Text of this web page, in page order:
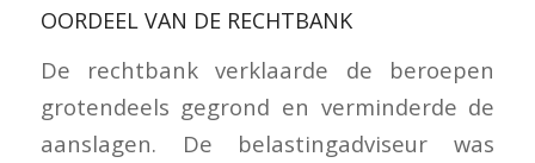
OORDEEL VAN DE RECHTBANK
De rechtbank verklaarde de beroepen
grotendeels gegrond en verminderde de
aanslagen. De belastingadviseur was